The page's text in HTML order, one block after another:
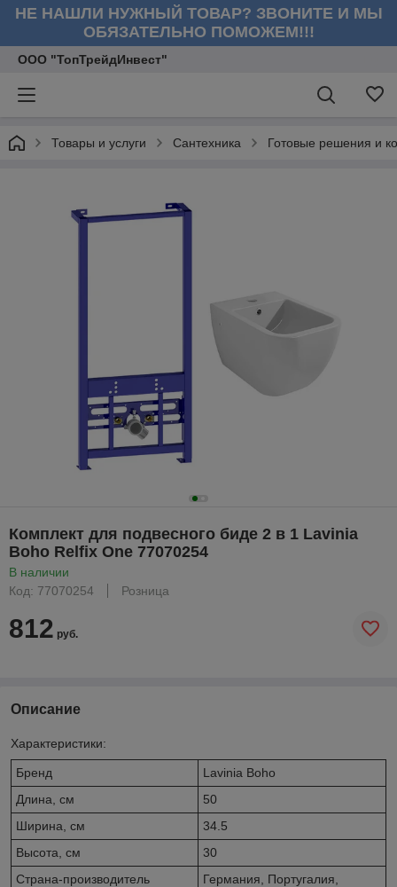
НЕ НАШЛИ НУЖНЫЙ ТОВАР? ЗВОНИТЕ И МЫ
ОБЯЗАТЕЛЬНО ПОМОЖЕМ!!!
ООО "ТопТрейдИнвест"
Товары и услуги Сантехника Готовые решения и
Комплект для подвесного биде 2 в 1 Lavinia
Boho Relfix One 77070254
В наличии
Код: 77070254
Розница
812 руб.
Описание
Характеристики:
Бренд
Lavinia Boho
Длина, см
50
Ширина, см
34.5
Высота, см
30
Страна-производитель
Германия, Португалия,